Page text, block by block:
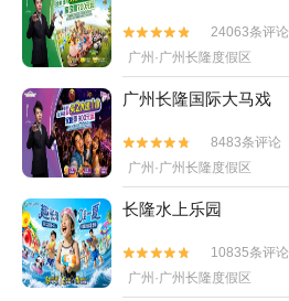


24063条评论
广州·广州长隆度假区
广州长隆国际大马戏


8483条评论
广州·广州长隆度假区
长隆水上乐园


10835条评论
广州·广州长隆度假区